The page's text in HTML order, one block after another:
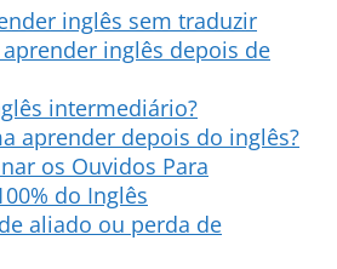
inglês sem traduzir
aprender inglês depois de
intermediário?
aprender depois do inglês?
os Ouvidos Para
do Inglês
aliado ou perda de